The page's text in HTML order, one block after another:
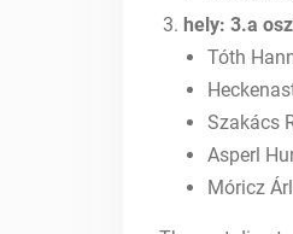
hely: 3.a
Tóth
Szakács
Asperl
Móricz